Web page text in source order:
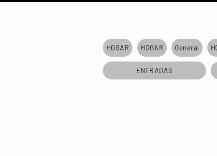
HOGAR HOGAR General
ENTRADAS